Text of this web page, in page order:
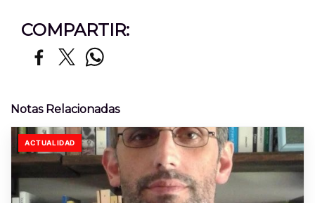
COMPARTIR:
Notas Relacionadas
ACTUALIDAD